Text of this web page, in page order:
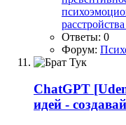
расстройства
Ответы: 0
Форум:
ChatGPT
идей -